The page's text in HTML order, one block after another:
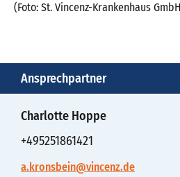
(Foto: St. Vincenz-Krankenhaus
Ansprechpartner
Charlotte Hoppe
+495251861421
a.kronsbein@vincenz.de